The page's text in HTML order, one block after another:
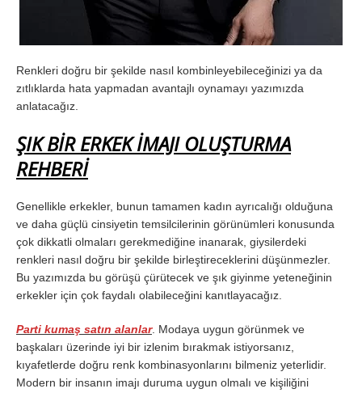
Renkleri doğru bir şekilde nasıl kombinleyebileceğinizi ya da
zıtlıklarda hata yapmadan avantajlı oynamayı yazımızda
anlatacağız.
ŞIK BİR ERKEK İMAJI OLUŞTURMA
REHBERİ
Genellikle erkekler, bunun tamamen kadın ayrıcalığı olduğuna
ve daha güçlü cinsiyetin temsilcilerinin görünümleri konusunda
çok dikkatli olmaları gerekmediğine inanarak, giysilerdeki
renkleri nasıl doğru bir şekilde birleştireceklerini düşünmezler.
Bu yazımızda bu görüşü çürütecek ve şık giyinme yeteneğinin
erkekler için çok faydalı olabileceğini kanıtlayacağız.
Parti kumaş satın alanlar. Modaya uygun görünmek ve
başkaları üzerinde iyi bir izlenim bırakmak istiyorsanız,
kıyafetlerde doğru renk kombinasyonlarını bilmeniz yeterlidir.
Modern bir insanın imajı duruma uygun olmalı ve kişiliğini